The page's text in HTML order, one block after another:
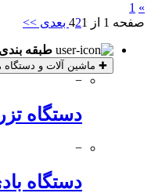
»
1
صفحه 1 از 4
21 بعدی >>
طبقه
✚ ماشین آلات و دستگاه
−
دستگاه
−
دستگاه